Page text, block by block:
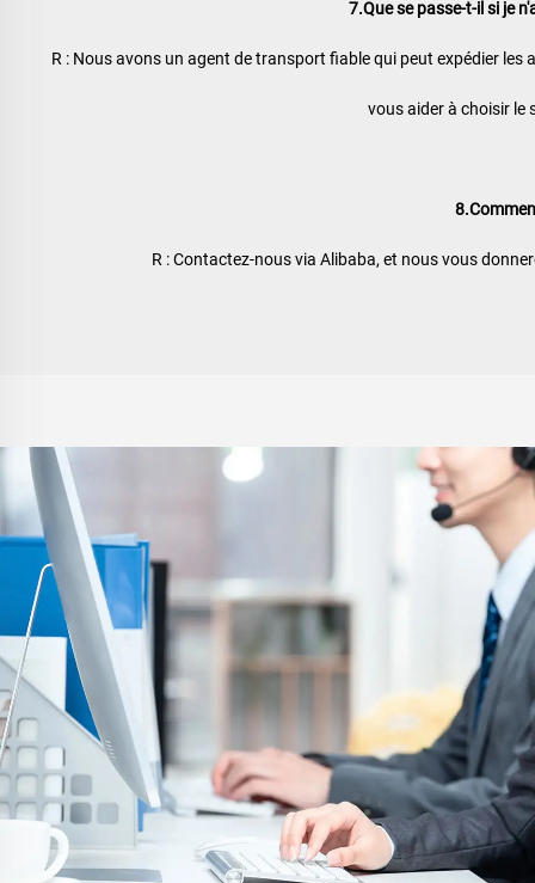
7.Que se passe-t-il si je
R : Nous avons un agent de transport fiable qui peut expédier
vous aider à choisir le
R : Contactez-nous via Alibaba, et nous vous